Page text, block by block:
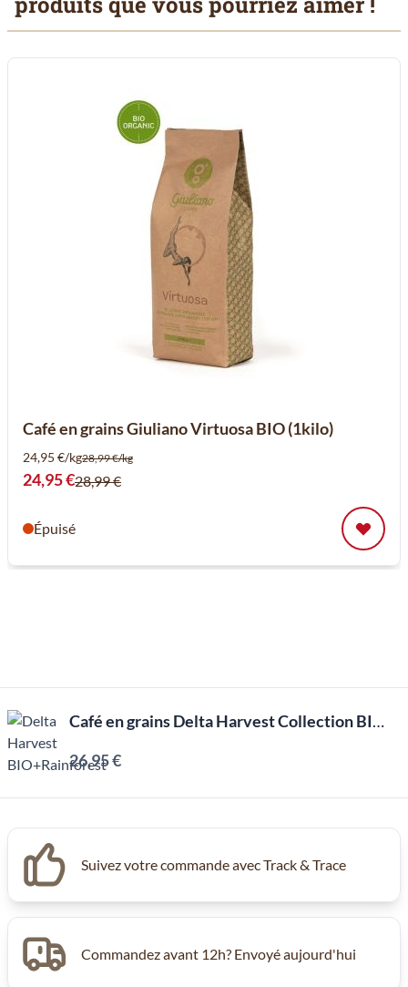
Il est possible de naviguer entre les éléments du carrousel à
Cliquer pour passer le carrousel
Café en grains Giuliano Virtuosa BIO (1kilo)
24,95 €/kg28,99 €/kg
Prix spécial
24,95 €28,99 €
Épuisé
Café en grains Delta Harvest Collection BIO + Rainforest (1kg)
26,95 €
Suivez votre commande avec Track & Trace
Commandez avant 12h? Envoyé aujourd'hui